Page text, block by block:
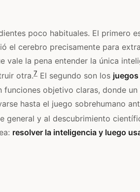
poco habituales. El primero
el cerebro precisamente para
vale la pena entender la única
otra.7 El segundo son los
objetivo claras, donde un
hasta el juego sobrehumano
general y al descubrimiento
resolver la inteligencia y luego